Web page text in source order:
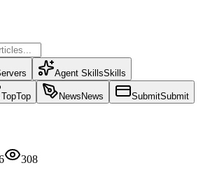
Agent SkillsSkills
TopTop News News SubmitSubmit
308